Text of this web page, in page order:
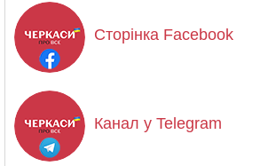
Сторінка Facebook
Канал у Telegram